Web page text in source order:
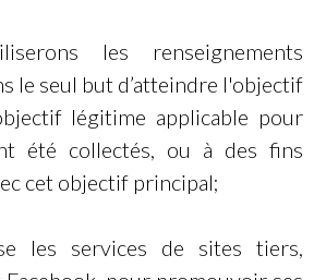
les renseignements
le seul but d’atteindre l'objectif
légitime applicable pour
été collectés, ou à des fins
cet objectif principal;
les services de sites tiers,